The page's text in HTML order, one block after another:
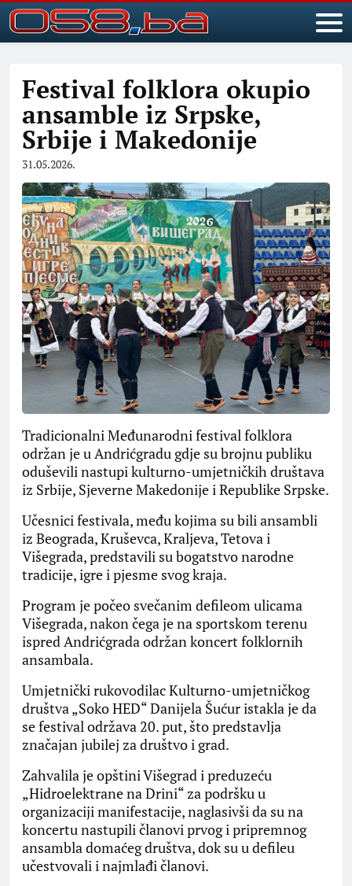
Festival folklora okupio
ansamble iz Srpske,
Srbije i Makedonije
31.05.2026.
Tradicionalni Međunarodni festival folklora
održan je u Andrićgradu gd‌je su brojnu publiku
oduševili nastupi kulturno-umjetničkih društava
iz Srbije, Sjeverne Makedonije i Republike Srpske.
Učesnici festivala, među kojima su bili ansambli
iz Beograda, Kruševca, Kraljeva, Tetova i
Višegrada, predstavili su bogatstvo narodne
tradicije, igre i pjesme svog kraja.
Program je počeo svečanim defileom ulicama
Višegrada, nakon čega je na sportskom terenu
ispred Andrićgrada održan koncert folklornih
ansambala.
Umjetnički rukovodilac Kulturno-umjetničkog
društva „Soko HED“ Danijela Šućur istakla je da
se festival održava 20. put, što predstavlja
značajan jubilej za društvo i grad.
Zahvalila je opštini Višegrad i preduzeću
„Hidroelektrane na Drini“ za podršku u
organizaciji manifestacije, naglasivši da su na
koncertu nastupili članovi prvog i pripremnog
ansambla domaćeg društva, dok su u defileu
učestvovali i najmlađi članovi.